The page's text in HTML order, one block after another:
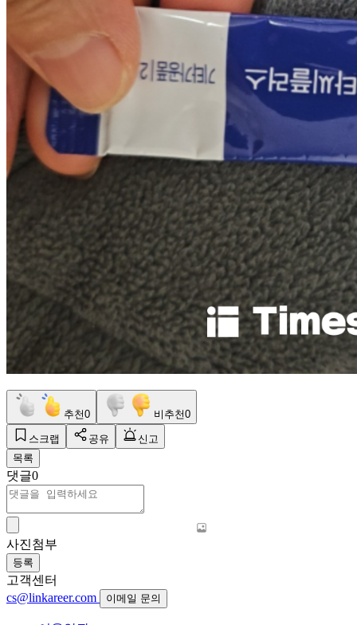
추천0 비추천0
스크랩 공유
신고
목록
댓글0
사진첨부
등록
고객센터
cs@linkareer.com
이메일 문의